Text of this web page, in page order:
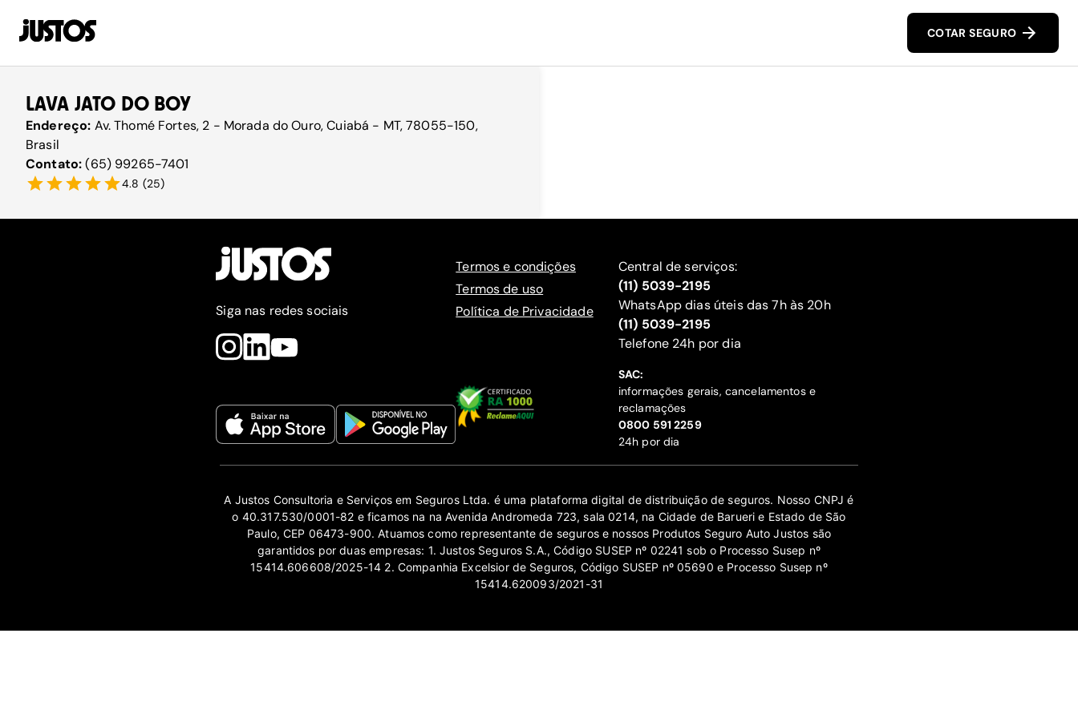
COTAR SEGURO
LAVA JATO DO BOY
Endereço: Av. Thomé Fortes, 2 - Morada do Ouro, Cuiabá - MT, 78055-150,
Brasil
Contato:(65) 99265-7401
4.8 (25)
Siga nas redes sociais
Termos e condições
Termos de uso
Política de Privacidade
Central de serviços:
(11) 5039-2195
WhatsApp dias úteis das 7h às 20h
(11) 5039-2195
‍Telefone 24h por dia
SAC:
informações gerais, cancelamentos e
reclamações
‍0800 591 2259
24h por dia
A Justos Consultoria e Serviços em Seguros Ltda. é uma plataforma digital de distribuição de seguros. Nosso CNPJ é
o 40.317.530/0001-82 e ficamos na na Avenida Andromeda 723, sala 0214, na Cidade de Barueri e Estado de São
Paulo, CEP 06473-900. Atuamos como representante de seguros e nossos Produtos Seguro Auto Justos são
garantidos por duas empresas: 1. Justos Seguros S.A., Código SUSEP nº 02241 sob o Processo Susep nº
15414.606608/2025-14 2. Companhia Excelsior de Seguros, Código SUSEP nº 05690 e Processo Susep nº
15414.620093/2021-31